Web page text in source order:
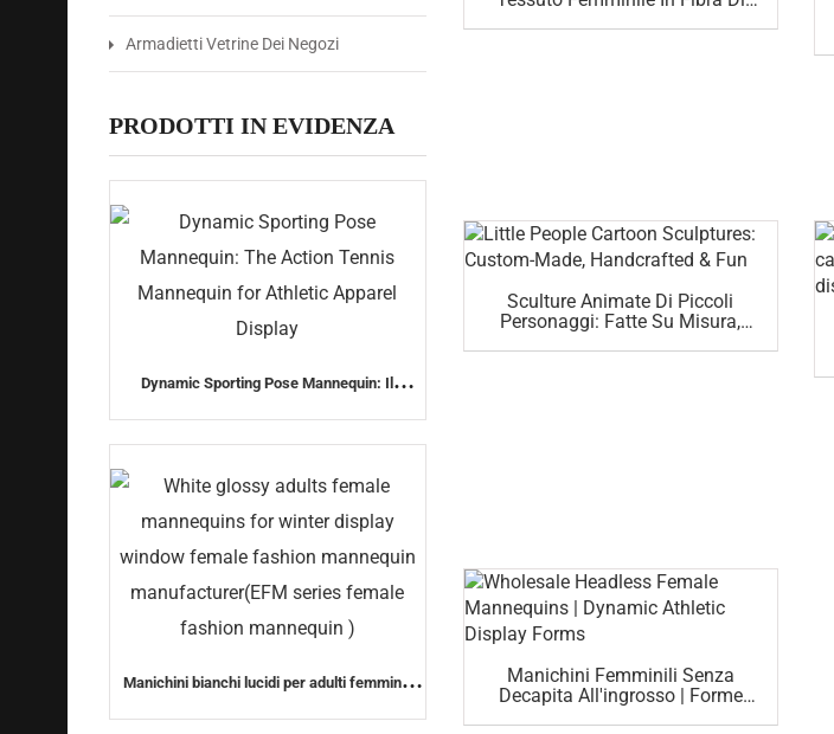
Armadietti Vetrine Dei Negozi
PRODOTTI IN EVIDENZA
Dynamic Sporting Pose Mannequin: Il
Manichini bianchi lucidi per adulti femminili
Sculture Animate Di Piccoli
Personaggi: Fatte Su Misura,
Manichini Femminili Senza
Decapita All'ingrosso | Forme